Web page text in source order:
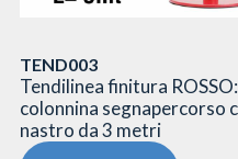
TEND003
Tendilinea finitura ROSSO:
colonnina segnapercorso
nastro da 3 metri